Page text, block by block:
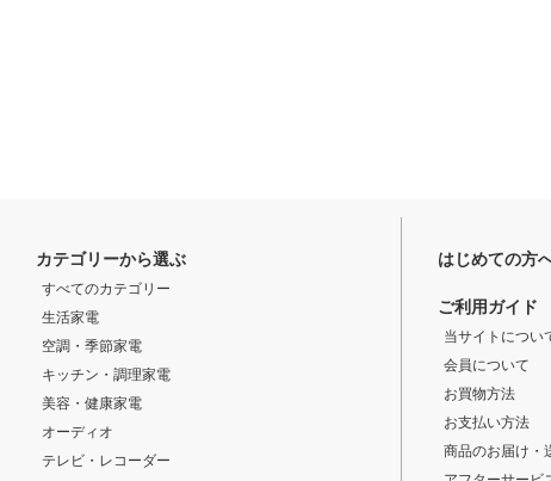
カテゴリーから選ぶ
すべてのカテゴリー
生活家電
空調・季節家電
キッチン・調理家電
美容・健康家電
オーディオ
テレビ・レコーダー
はじめての方
ご利用ガイド
当サイトについ
会員について
お買物方法
お支払い方法
商品のお届け・